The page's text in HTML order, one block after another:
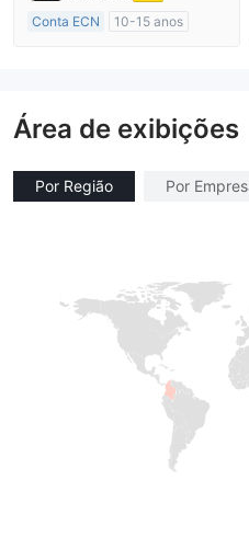
Conta ECN
10-15 anos
Área de exibições
Por Região Por